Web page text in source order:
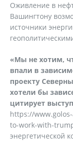
Оживление в
Вашингтону
источники
«Мы не хотим,
впали в
проекту
хотели бы
цитирует
https://
to-work-with-
энергетической